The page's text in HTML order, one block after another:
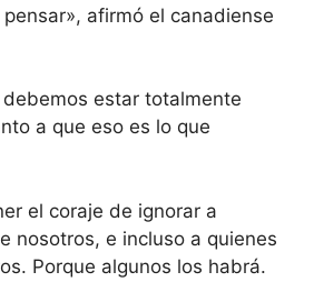
afirmó el canadiense
debemos estar totalmente
a que eso es lo que
el coraje de ignorar a
nosotros, e incluso a quienes
Porque algunos los habrá.